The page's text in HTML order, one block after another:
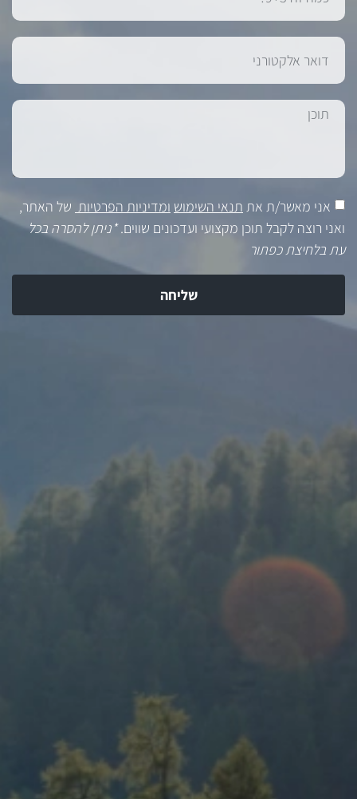
אני מאשר/ת את תנאי השימוש ומדיניות הפרטיות של האתר,
ואני רוצה לקבל תוכן מקצועי ועדכונים שווים.*ניתן להסרה בכל
עת בלחיצת כפתור
שליחה